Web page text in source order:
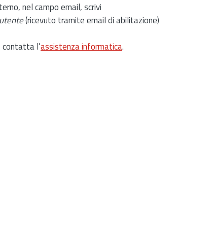
nel campo email, scrivi
(ricevuto tramite email di abilitazione)
contatta l’assistenza informatica.